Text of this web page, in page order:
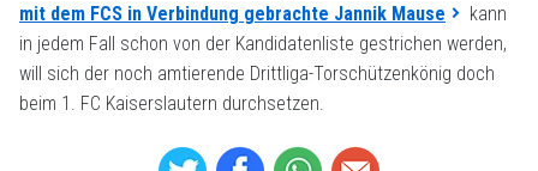
mit dem FCS in Verbindung gebrachte Jannik Mause
kann
in jedem Fall schon von der Kandidatenliste gestrichen werden,
will sich der noch amtierende Drittliga-Torschützenkönig doch
beim 1. FC Kaiserslautern durchsetzen.